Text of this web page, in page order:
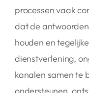
processen vaak
dat de
houden en
dienstverlening,
kanalen samen te
ondersteunen,